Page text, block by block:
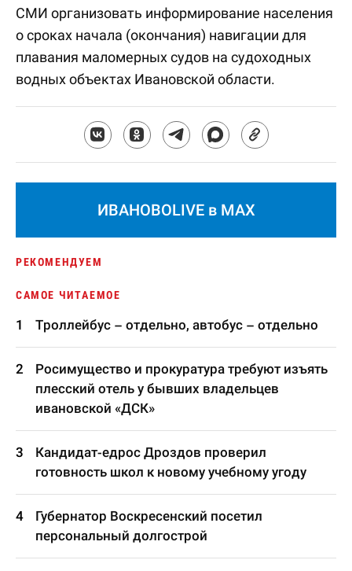
СМИ организовать информирование населения
о сроках начала (окончания) навигации для
плавания маломерных судов на судоходных
водных объектах Ивановской области.
ИВАНОВОLIVE в MAX
РЕКОМЕНДУЕМ
САМОЕ ЧИТАЕМОЕ
Троллейбус – отдельно, автобус – отдельно
Росимущество и прокуратура требуют изъять
плесский отель у бывших владельцев
ивановской «ДСК»
Кандидат-едрос Дроздов проверил
готовность школ к новому учебному угоду
Губернатор Воскресенский посетил
персональный долгострой